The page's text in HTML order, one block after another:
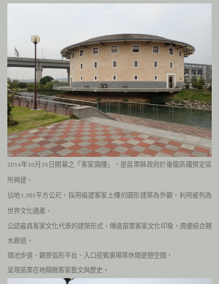
2014年10 月 25 日開幕之「客家圓樓」，是苗栗縣政府於後龍高鐵預定區
所興建，
佔地 1,385平方公尺，採用福建客家土樓的圓形建築為外觀，利用被列為
世界文化遺產、
公認最具客家文化代表的建築形式，傳達苗栗客家文化印象，周邊結合親
水廊道、
環池步道、觀景弧形平台、入口迎賓廣場等休閒遊憩空間，
呈現苗栗在地精緻客家藝文與歷史。